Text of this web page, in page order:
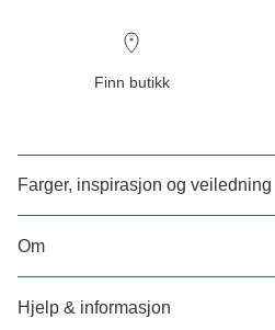
Finn butikk
Farger, inspirasjon og veiledning
Om
Hjelp & informasjon